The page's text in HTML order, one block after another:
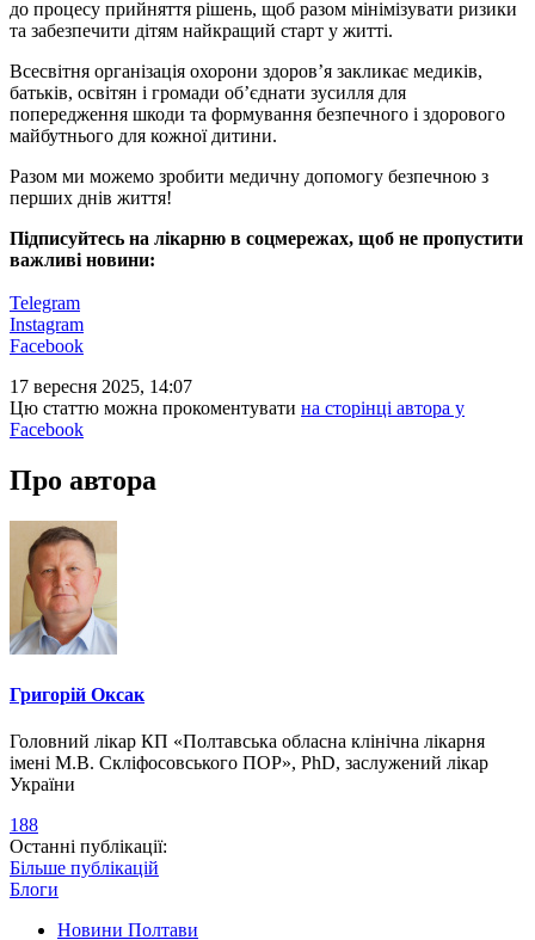
до процесу прийняття рішень, щоб разом мінімізувати ризики
та забезпечити дітям найкращий старт у житті.
Всесвітня організація охорони здоров’я закликає медиків,
батьків, освітян і громади об’єднати зусилля для
попередження шкоди та формування безпечного і здорового
майбутнього для кожної дитини.
Разом ми можемо зробити медичну допомогу безпечною з
перших днів життя!
Підписуйтесь на лікарню в соцмережах, щоб не пропустити
важливі новини:
Telegram
Instagram
Facebook
17 вересня 2025, 14:07
Цю статтю можна прокоментувати на сторінці автора у
Facebook
Про автора
Григорій Оксак
Головний лікар КП «Полтавська обласна клінічна лікарня
імені М.В. Скліфосовського ПОР», PhD, заслужений лікар
України
188
Останні публікації:
Більше публікацій
Блоги
Новини Полтави